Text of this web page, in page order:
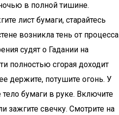
в полной тишине.
лист бумаги, старайтесь
возникла тень от процесса
судят о Гадании на
полностью сгорая доходит
держите, потушите огонь. У
тело бумаги в руке. Включите
зажгите свечку. Смотрите на